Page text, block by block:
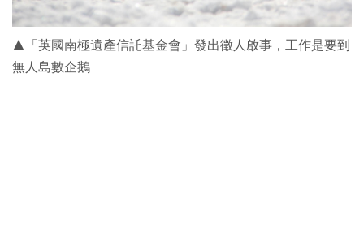
▲「英國南極遺產信託基金會」發出徵人啟事，工作是要到
無人島數企鵝